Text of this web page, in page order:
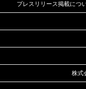
プレスリリース掲載につ
株式